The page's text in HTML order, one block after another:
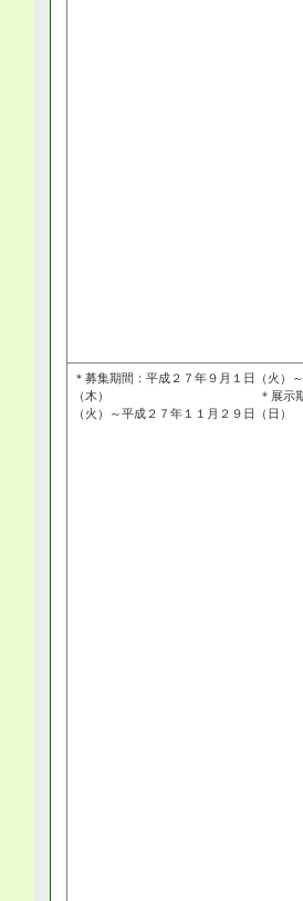
＊募集期間：平成２７年９月１日（火）
（木） ＊展示期間：平成
（火）～平成２７年１１月２９日（日）